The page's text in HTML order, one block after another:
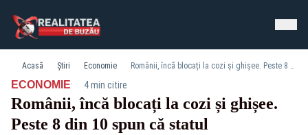
Acasă Știri Economie Românii, încă blocați la cozi și ghișee. Peste 8 din 10 spun că statul funcționează tot după logica „dosarului cu șină”
ECONOMIE· 4 min citire
Românii, încă blocați la cozi și ghișee.
Peste 8 din 10 spun că statul